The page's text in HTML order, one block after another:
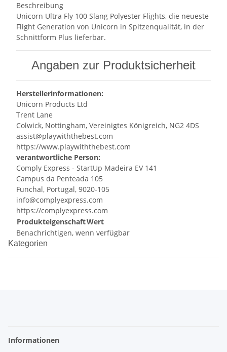
Beschreibung
Unicorn Ultra Fly 100 Slang Polyester Flights, die neueste
Flight Generation von Unicorn in Spitzenqualität, in der
Schnittform Plus lieferbar.
Angaben zur Produktsicherheit
Herstellerinformationen:
Unicorn Products Ltd
Trent Lane
Colwick, Nottingham, Vereinigtes Königreich, NG2 4DS
assist@playwiththebest.com
https://www.playwiththebest.com
verantwortliche Person:
Comply Express - StartUp Madeira EV 141
Campus da Penteada 105
Funchal, Portugal, 9020-105
info@complyexpress.com
https://complyexpress.com
ProdukteigenschaftWert
Benachrichtigen, wenn verfügbar
Kategorien
Informationen